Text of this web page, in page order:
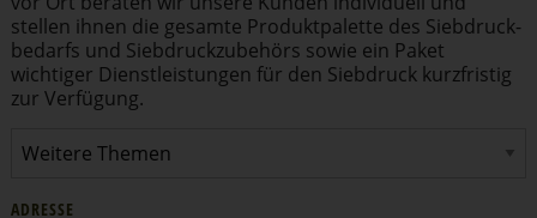
stellen ihnen die gesamte Produkt­pa­lette des Siebdruck­
be­darfs und Siebdruck­zu­behörs sowie ein Paket
wichtiger Dienst­leis­tungen für den Siebdruck kurzfristig
zur Verfügung.
ADRESSE